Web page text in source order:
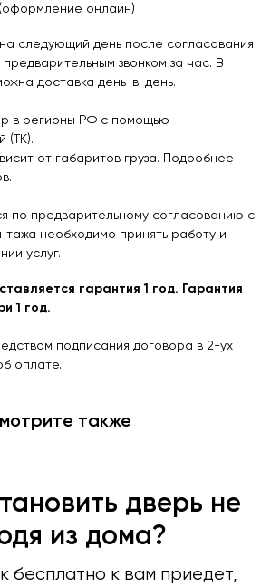
онлайн)
следующий день после согласования
предварительным звонком за час. В
доставка день-в-день.
в регионы РФ с помощью
(ТК).
от габаритов груза. Подробнее
по предварительному согласованию с
необходимо принять работу и
услуг.
гарантия 1 год. Гарантия
1 год.
подписания договора в 2-ух
оплате.
также
дверь не
из дома?
бесплатно к вам приедет,
двери
двери